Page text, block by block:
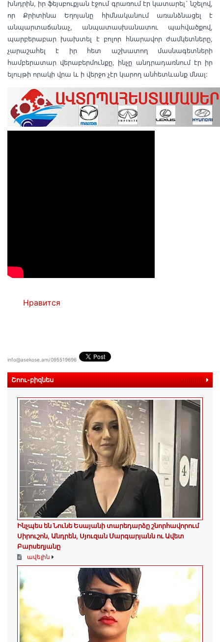
խնդրին, իր ֆեյսբուքյան էջում գրառում էր կատարել` նշելով,
որՔրիտինա Եղոյանը հիմնականում առանձնացել է
անպարտաճանաչ, անպատասխանատու պահվածքով,
պարբերաբար խախտել է բոլոր հնարավոր ժամկետները,
չարաշահել է իր հետ աշխատող մասնագետների
համբերատար վերաբերմունքը, ինչը անդրադառնում էր իր
ելույթի որակի վրա և ի վերջո չէր կարող անհետևանք մնալ:
Нравится
info@asekose.am/095519696
Շոու-բիզնես ավելին
Ինչպես են Նունե Եսայանի տարեդարձը շնորհավորում
Սիրուշոն, Անդրեն, Սյուզան Մարգարյանն ու Ավետ
Բարսեղյանը
ավելին